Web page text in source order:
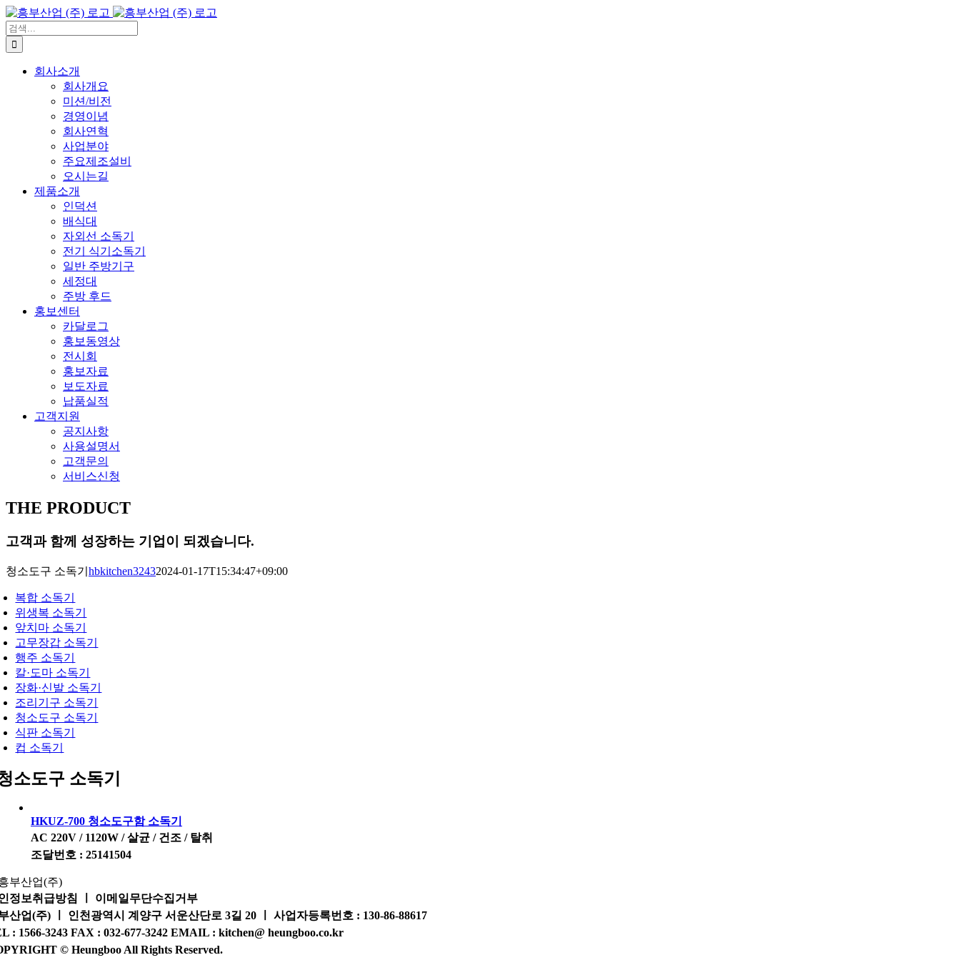
콘
텐
츠
로
검
색:
회사소개
회사개요
미션/비전
경영이념
회사연혁
사업분야
주요제조설비
오시는길
제품소개
인덕션
배식대
자외선 소독기
전기 식기소독기
일반 주방기구
세정대
주방 후드
홍보센터
카달로그
홍보동영상
전시회
홍보자료
보도자료
납품실적
고객지원
공지사항
사용설명서
고객문의
서비스신청
THE PRODUCT
고객과 함께 성장하는 기업이 되겠습니다.
청소도구 소독기 hbkitchen32432024-01-17T15:34:47+09:00
복합 소독기
위생복 소독기
앞치마 소독기
고무장갑 소독기
행주 소독기
칼·도마 소독기
장화·신발 소독기
조리기구 소독기
청소도구 소독기
식판 소독기
컵 소독기
소도구 소독기
HKUZ-700 청소도구함 소독기
AC 220V / 1120W / 살균 / 건조 / 탈취
조달번호 : 25141504
정보취급방침 ㅣ 이메일무단수집거부
산업(주) ㅣ 인천광역시 계양구 서운산단로 3길 20 ㅣ 사업자등록번호 : 130-86-88617
: 1566-3243 FAX : 032-677-3242 EMAIL : kitchen@ heungboo.co.kr
© Heungboo All Rights Reserved.